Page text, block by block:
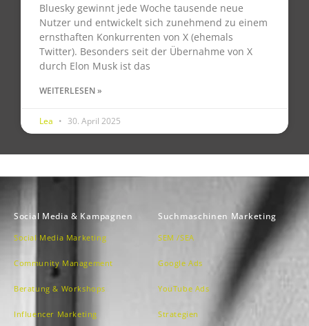
Bluesky gewinnt jede Woche tausende neue
Nutzer und entwickelt sich zunehmend zu einem
ernsthaften Konkurrenten von X (ehemals
Twitter). Besonders seit der Übernahme von X
durch Elon Musk ist das
WEITERLESEN »
Lea 30. April 2025
Social Media & Kampagnen
Social Media Marketing
Community Management
Beratung & Workshops
Influencer Marketing
Suchmaschinen Marketing
SEM /SEA
Google Ads
YouTube Ads
Strategien